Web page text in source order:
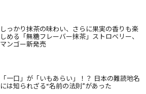
しっかり抹茶の味わい、さらに果実の香りも楽
しめる「無糖フレーバー抹茶」ストロベリー、
マンゴー新発売
「一口」が「いもあらい」！？ 日本の難読地名
には知られざる“名前の法則”があった